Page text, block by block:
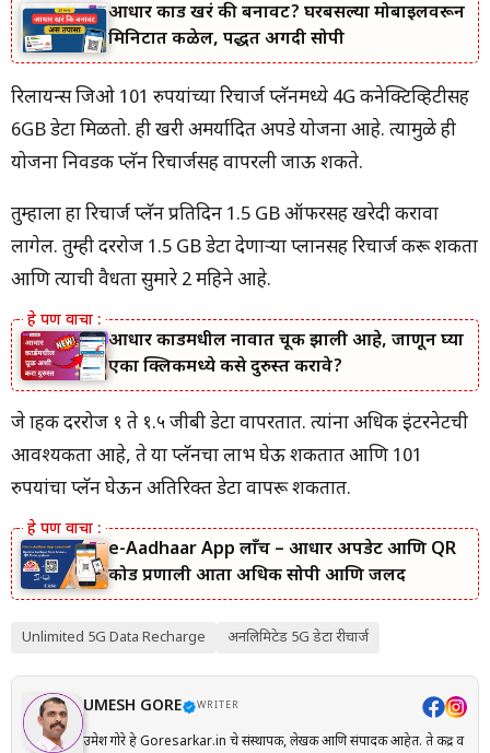
आधार कार्ड खरं की बनावट? घरबसल्या मोबाईलवरून
मिनिटात कळेल, पद्धत अगदी सोपी
रिलायन्स जिओ 101 रुपयांच्या रिचार्ज प्लॅनमध्ये 4G कनेक्टिव्हिटीसह
6GB डेटा मिळतो. ही खरी अमर्यादित अपग्रेड योजना आहे. त्यामुळे ही
योजना निवडक प्लॅन रिचार्जसह वापरली जाऊ शकते.
तुम्हाला हा रिचार्ज प्लॅन प्रतिदिन 1.5 GB ऑफरसह खरेदी करावा
लागेल. तुम्ही दररोज 1.5 GB डेटा देणाऱ्या प्लानसह रिचार्ज करू शकता
आणि त्याची वैधता सुमारे 2 महिने आहे.
आधार कार्डमधील नावात चूक झाली आहे, जाणून घ्या
एका क्लिकमध्ये कसे दुरुस्त करावे?
जे ग्राहक दररोज १ ते १.५ जीबी डेटा वापरतात. त्यांना अधिक इंटरनेटची
आवश्यकता आहे, ते या प्लॅनचा लाभ घेऊ शकतात आणि 101
रुपयांचा प्लॅन घेऊन अतिरिक्त डेटा वापरू शकतात.
e-Aadhaar App लाँच – आधार अपडेट आणि QR
कोड प्रणाली आता अधिक सोपी आणि जलद
Unlimited 5G Data Recharge अनलिमिटेड 5G डेटा रीचार्ज
UMESH GORE WRITER
उमेश गोरे हे Goresarkar.in चे संस्थापक, लेखक आणि संपादक आहेत. ते केंद्र व